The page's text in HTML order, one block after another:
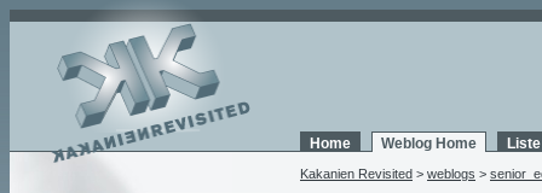
Home Weblog Home
Kakanien Revisited > weblogs >